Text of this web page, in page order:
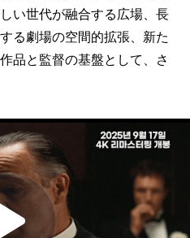
い世代が融合する広場、長
る劇場の空間的拡張、新た
品と監督の基盤として、さ